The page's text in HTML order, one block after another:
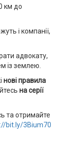
км до
і компанії,
адвокату,
із землею.
нові правила
на серії
та отримайте
bit.ly/3Bium70